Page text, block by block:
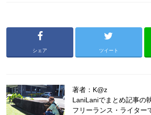
シェア ツイート
著者：K@z
LaniLaniでまとめ記事の
フリーランス・ライター